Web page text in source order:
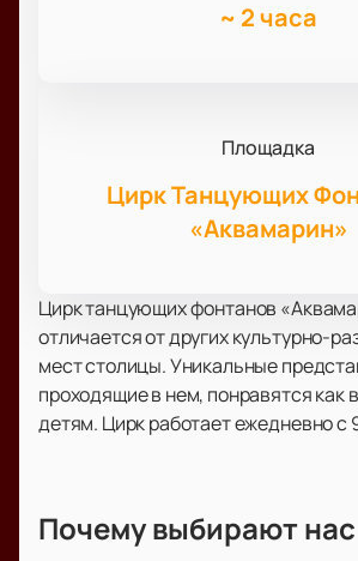
~ 2 часа
Площадка
Цирк Танцующих
«Аквамарин»
Цирк танцующих фонтанов
отличается от других культурно-
мест столицы. Уникальные
проходящие в нем, понравятся как
детям. Цирк работает ежедневно с
Почему выбирают нас